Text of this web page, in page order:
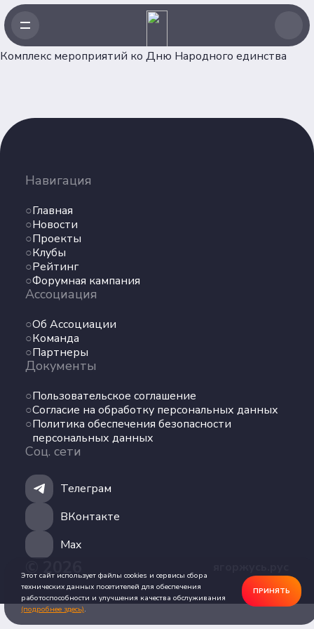
Комплекс мероприятий ко Дню Народного единства
Навигация
Главная
Новости
Проекты
Клубы
Рейтинг
Форумная кампания
Ассоциация
Об Ассоциации
Команда
Партнеры
Документы
Пользовательское соглашение
Согласие на обработку персональных данных
Политика обеспечения безопасности
персональных данных
Соц. сети
Телеграм
ВКонтакте
Max
© 2026
Главная
Новости
Проекты
Клубы
Рейтинг
Форумная кампания
Команда
Партнеры
Пользовательское соглашение
Согласие на обработку персональных данных
Политика обеспечения безопасности
персональных данных
сети
Телеграм
ВКонтакте
Max
Этот сайт использует файлы cookies и сервисы сбора
технических данных посетителей для обеспечения
работоспособности и улучшения качества обслуживания
(подробнее здесь).
ПРИНЯТЬ